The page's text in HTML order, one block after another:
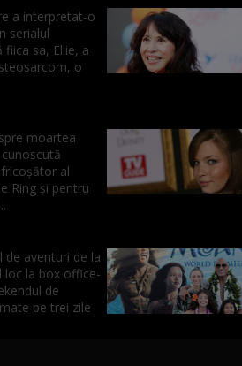
a interpretat-o
serialul
fiica sa, Ellie, a
o
moartea
al
Ring și pentru
aventuri de la
loc la box office-
de
pe trei zile